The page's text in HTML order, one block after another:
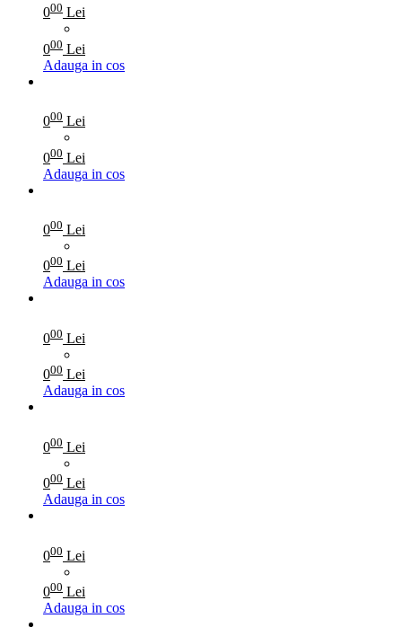
000 Lei
000 Lei
Adauga in cos
000 Lei
000 Lei
Adauga in cos
000 Lei
000 Lei
Adauga in cos
000 Lei
000 Lei
Adauga in cos
000 Lei
000 Lei
Adauga in cos
000 Lei
000 Lei
Adauga in cos